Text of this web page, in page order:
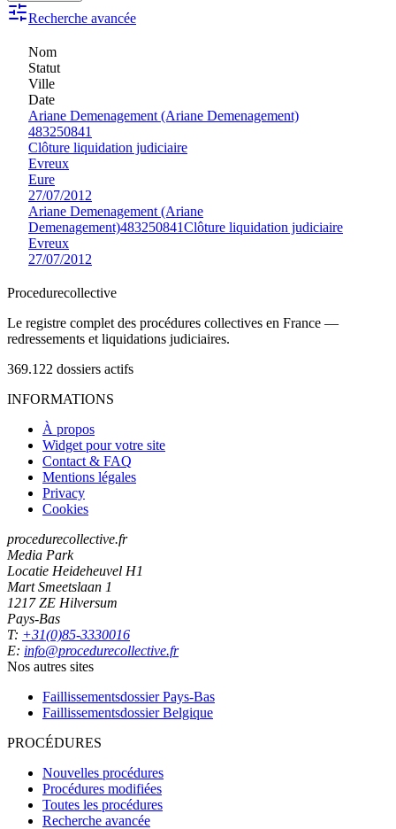
Recherche avancée
Nom
Statut
Ville
Date
Ariane Demenagement (Ariane Demenagement)
483250841
Clôture liquidation judiciaire
Evreux
Eure
27/07/2012
Ariane Demenagement (Ariane
Demenagement)483250841Clôture liquidation judiciaire
Evreux
27/07/2012
Procedurecollective
Le registre complet des procédures collectives en France —
redressements et liquidations judiciaires.
369.122 dossiers actifs
INFORMATIONS
À propos
Widget pour votre site
Contact & FAQ
Mentions légales
Privacy
Cookies
procedurecollective.fr
Media Park
Locatie Heideheuvel H1
Mart Smeetslaan 1
1217 ZE Hilversum
Pays-Bas
T: +31(0)85-3330016
E: info@procedurecollective.fr
Nos autres sites
Faillissementsdossier Pays-Bas
Faillissementsdossier Belgique
PROCÉDURES
Nouvelles procédures
Procédures modifiées
Toutes les procédures
Recherche avancée